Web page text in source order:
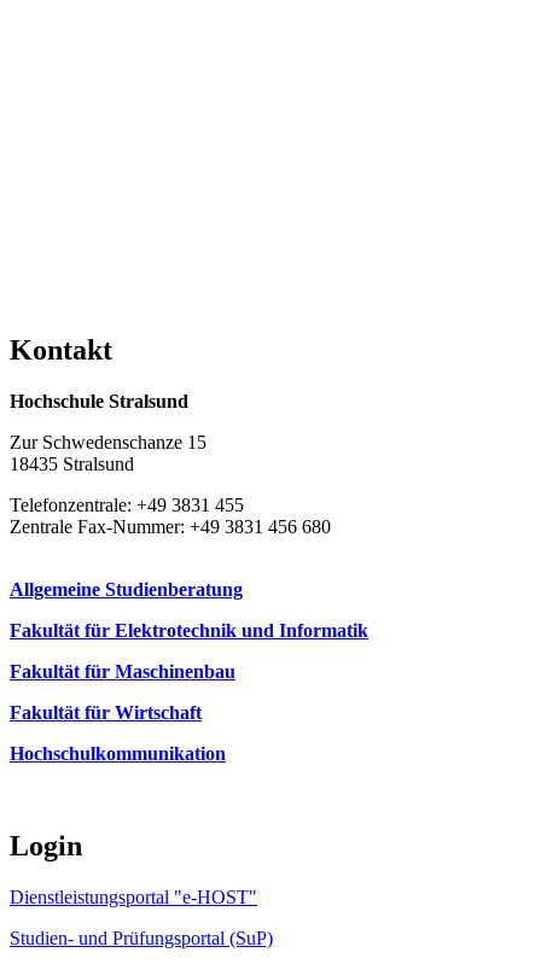
Kon­takt
Hochschule Stralsund
Zur Schwedenschanze 15
18435 Stralsund
Telefonzentrale: +49 3831 455
Zentrale Fax-Nummer: +49 3831 456 680
Allgemeine Studienberatung
Fakultät für Elektrotechnik und Informatik
Fakultät für Maschinenbau
Fakultät für Wirtschaft
Hochschulkommunikation
Login
Dienstleistungsportal "e-HOST"
Studien- und Prüfungsportal (SuP)